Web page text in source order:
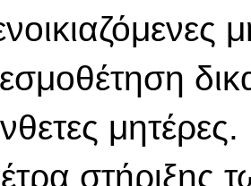
μητέρες.
στήριξης